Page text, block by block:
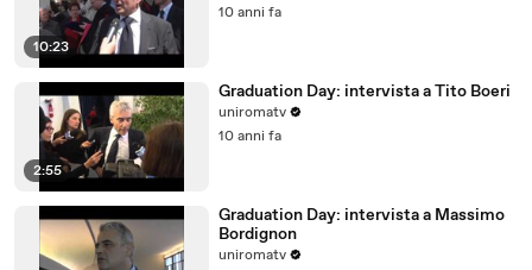
10:23
10 anni fa
2:55
Graduation Day: intervista a Tito Boeri
uniromatv
10 anni fa
Graduation Day: intervista a Massimo
Bordignon
uniromatv